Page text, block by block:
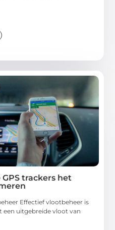
trackers het
Effectief vlootbeheer is
een uitgebreide vloot van